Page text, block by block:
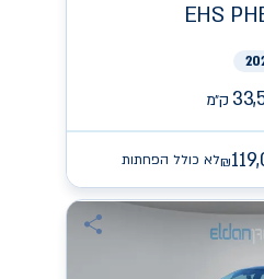
EHS
ק״מ
₪לא כולל הפחתות